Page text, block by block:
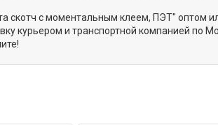
скотч с моментальным клеем, ПЭТ" оптом
курьером и транспортной компанией по